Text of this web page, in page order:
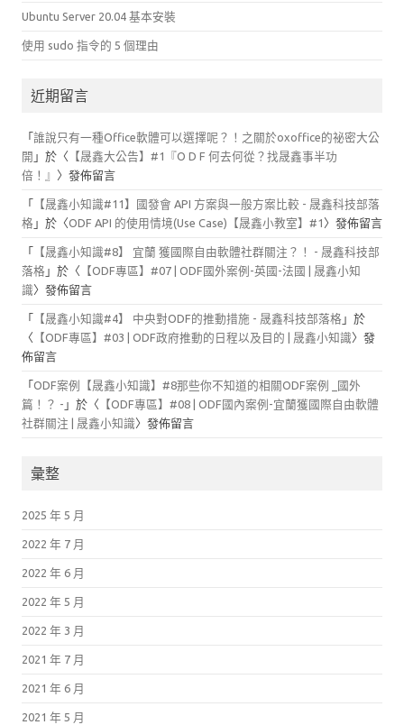
Ubuntu Server 20.04 基本安裝
使用 sudo 指令的 5 個理由
近期留言
「誰說只有一種Office軟體可以選擇呢？！之關於oxoffice的祕密大公
開 」於〈 【晟鑫大公告】#1『O D F 何去何從？找晟鑫事半功
倍！』 〉發佈留言
「 【晟鑫小知識#11】國發會 API 方案與一般方案比較 - 晟鑫科技部落
格 」於〈ODF API 的使用情境(Use Case)【晟鑫小教室】#1 〉發佈留言
「 【晟鑫小知識#8】 宜蘭 獲國際自由軟體社群關注？！ - 晟鑫科技部
落格 」於〈 【ODF專區】#07 | ODF國外案例-英國-法國 | 晟鑫小知
識〉發佈留言
「 【晟鑫小知識#4】 中央對ODF的推動措施 - 晟鑫科技部落格 」於
〈 【ODF專區】#03 | ODF政府推動的日程以及目的 | 晟鑫小知識〉發
佈留言
「ODF案例【晟鑫小知識】#8那些你不知道的相關ODF案例 _國外
篇！？ - 」於〈 【ODF專區】#08 | ODF國內案例-宜蘭獲國際自由軟體
社群關注 | 晟鑫小知識〉發佈留言
彙整
2025 年 5 月
2022 年 7 月
2022 年 6 月
2022 年 5 月
2022 年 3 月
2021 年 7 月
2021 年 6 月
2021 年 5 月